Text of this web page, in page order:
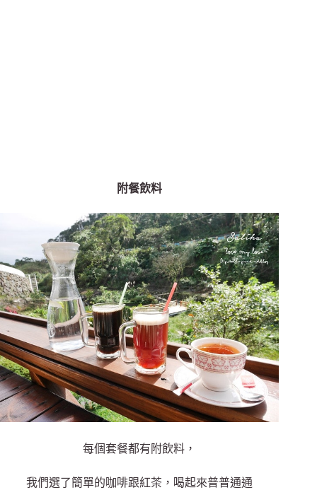
附餐飲料
每個套餐都有附飲料，
我們選了簡單的咖啡跟紅茶，喝起來普普通通